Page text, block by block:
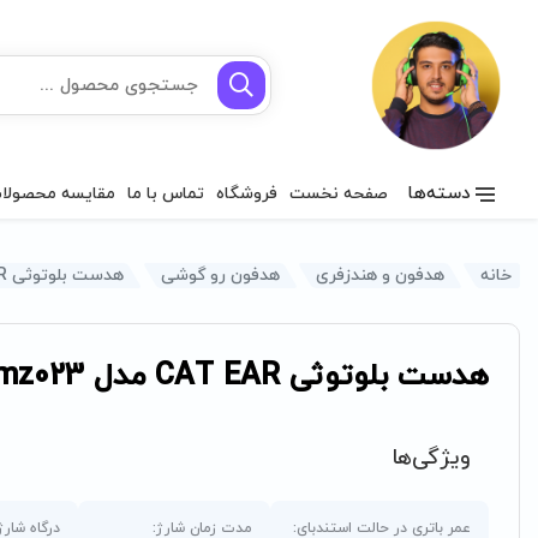
دسته‌ها صفحه نخست فروشگاه تماس با ما مقایسه
خانه هدفون و هندزفری هدفون رو گوشی هدست بلوتوثی CAT EAR مدل mz023
هدست بلوتوثی CAT EAR مدل mz023
ویژگی‌ها
عمر باتری در حالت استندبای: مدت زمان شارژ: درگاه